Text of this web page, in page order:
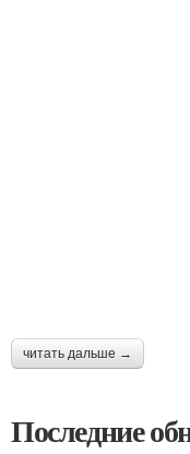
читать дальше →
Последние